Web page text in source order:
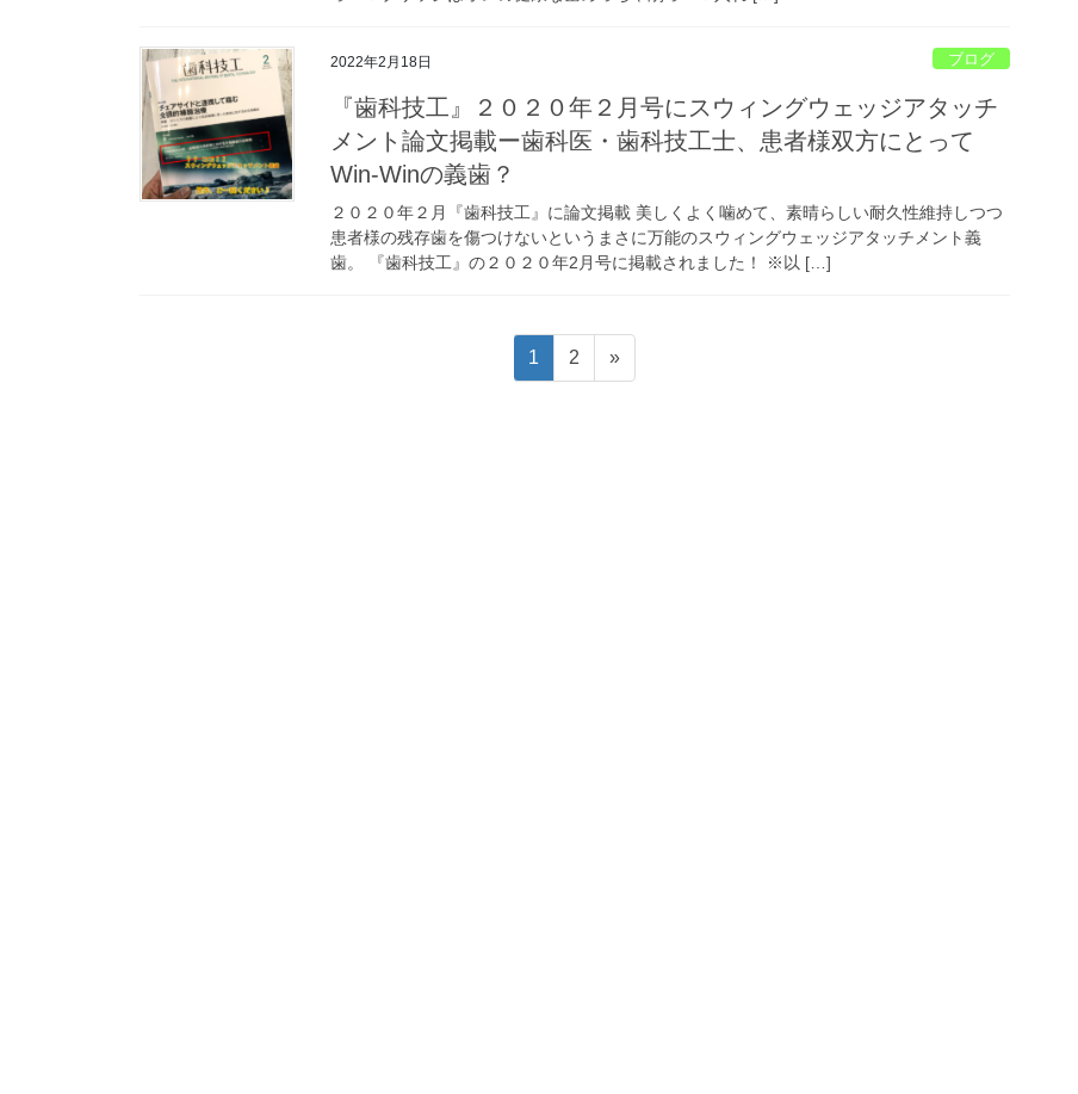
2022年2月18日 ブログ
『歯科技工』２０２０年２月号にスウィングウェッジアタッチ
メント論文掲載ー歯科医・歯科技工士、患者様双方にとって
Win-Winの義歯？
２０２０年２月『歯科技工』に論文掲載 美しくよく噛めて、素晴らしい耐久性維持しつつ
患者様の残存歯を傷つけないというまさに万能のスウィングウェッジアタッチメント義
歯。 『歯科技工』の２０２０年2月号に掲載されました！ ※以 […]
固
定
1
固
定
2 »